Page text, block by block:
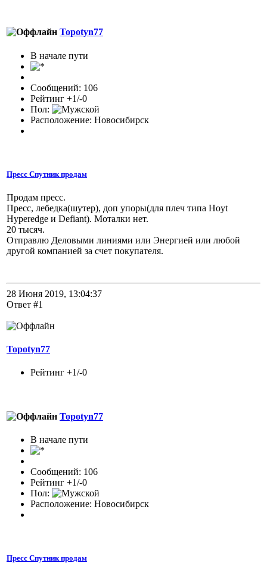
Topotyn77
В начале пути
Сообщений: 106
Рейтинг +1/-0
Пол:
Расположение: Новосибирск
Пресс Спутник продам
Продам пресс.
Пресс, лебедка(шутер), доп упоры(для плеч типа Hoyt
Hyperedge и Defiant). Моталки нет.
20 тысяч.
Отправлю Деловыми линиями или Энергией или любой
другой компанией за счет покупателя.
28 Июня 2019, 13:04:37
Ответ #1
Topotyn77
Рейтинг +1/-0
Topotyn77
В начале пути
Сообщений: 106
Рейтинг +1/-0
Пол:
Расположение: Новосибирск
Пресс Спутник продам